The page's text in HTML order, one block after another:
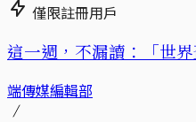
僅限註冊用戶
這一週，不漏讀：「世
端傳媒編輯部